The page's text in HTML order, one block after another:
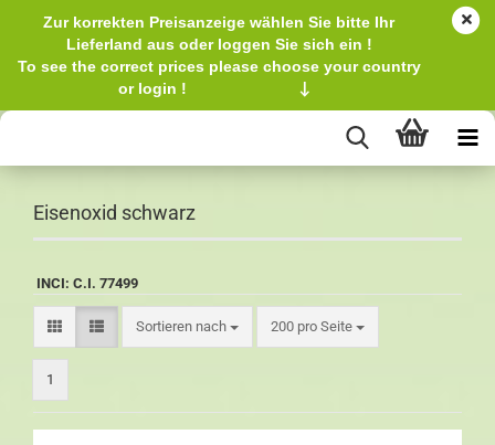
Zur korrekten Preisanzeige wählen Sie bitte Ihr
Lieferland aus oder loggen Sie sich ein !
To see the correct prices please choose your country
or login !
↓
Eisenoxid schwarz
INCI: C.I. 77499
Sortieren nach 200 pro Seite
1